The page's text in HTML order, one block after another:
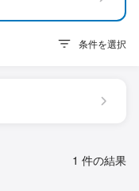
条件を選択
1 件の結果